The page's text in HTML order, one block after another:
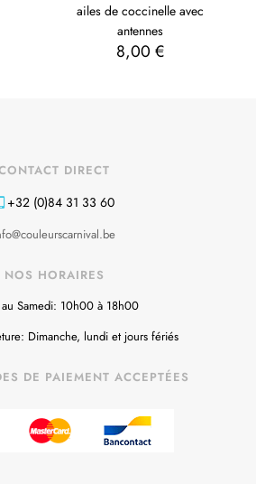
ailes de coccinelle avec
antennes
8,00 €
DIRECT
+32 (0)84 31 33 60
NOS HORAIRES
Samedi: 10h00 à 18h00
Dimanche, lundi et jours fériés
DE PAIEMENT ACCEPTÉES